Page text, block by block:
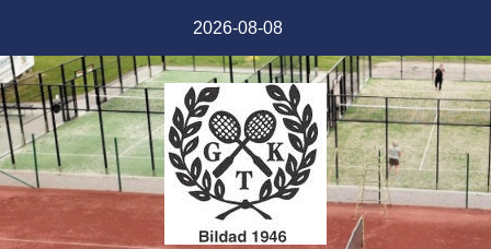
innehåll
2026-08-08